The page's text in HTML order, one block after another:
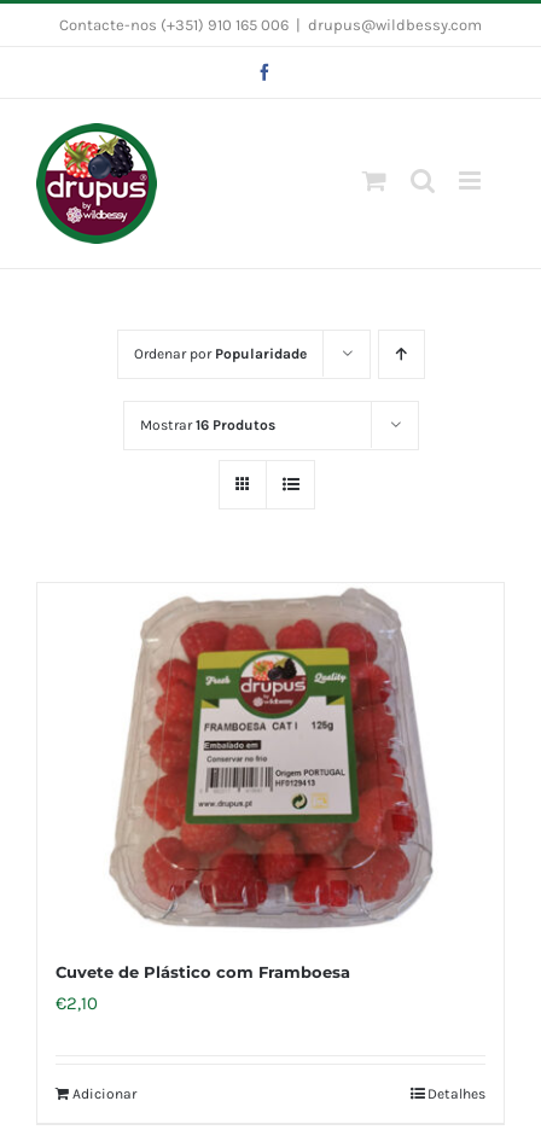
Contacte-nos (+351) 910 165 006 drupus@wildbessy.com
Ordenar por Popularidade
Mostrar16 Produtos
Cuvete de Plástico com Framboesa
€2,10
Adicionar Detalhes